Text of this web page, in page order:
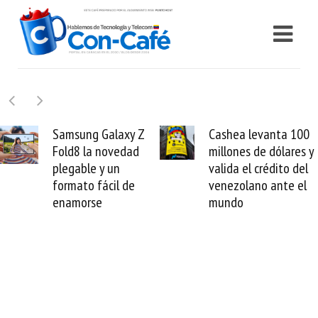
Samsung Galaxy Z
Fold8 la novedad
plegable y un
formato fácil de
enamorse
Cashea levanta 100
millones de dólares y
valida el crédito del
venezolano ante el
mundo